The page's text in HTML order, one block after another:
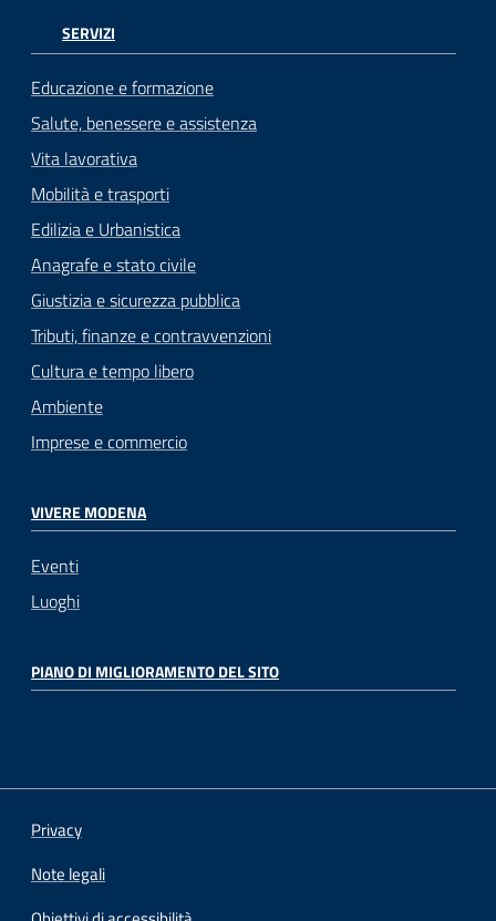
SERVIZI
Educazione e formazione
Salute, benessere e assistenza
Vita lavorativa
Mobilità e trasporti
Edilizia e Urbanistica
Anagrafe e stato civile
Giustizia e sicurezza pubblica
Tributi, finanze e contravvenzioni
Cultura e tempo libero
Ambiente
Imprese e commercio
VIVERE MODENA
Eventi
Luoghi
PIANO DI MIGLIORAMENTO DEL SITO
Privacy
Note legali